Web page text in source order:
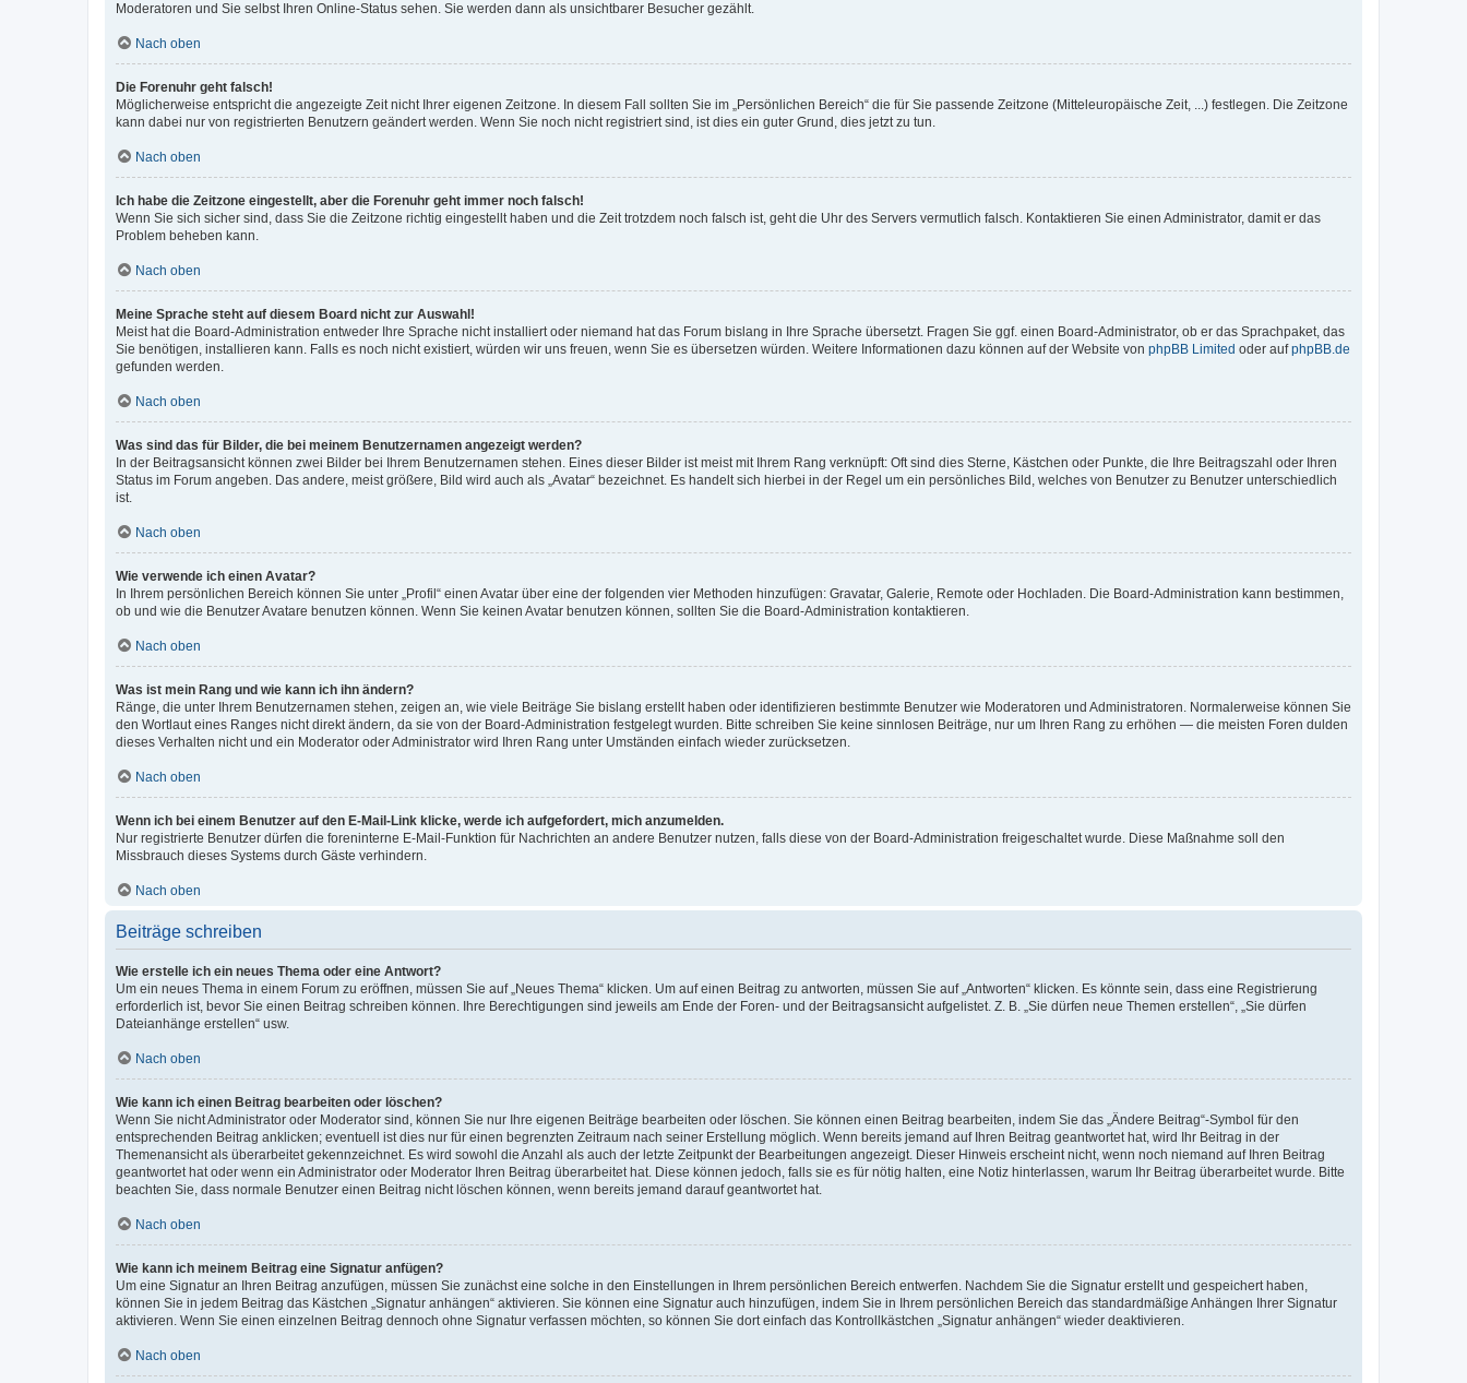
Moderatoren und Sie selbst Ihren Online-Status sehen. Sie werden dann als unsichtbarer Besucher gezählt.
Nach oben
Die Forenuhr geht falsch!
Möglicherweise entspricht die angezeigte Zeit nicht Ihrer eigenen Zeitzone. In diesem Fall sollten Sie im „Persönlichen Bereich“ die für Sie passende Zeitzone (Mitteleuropäische Zeit, ...) festlegen. Die Zeitzone
kann dabei nur von registrierten Benutzern geändert werden. Wenn Sie noch nicht registriert sind, ist dies ein guter Grund, dies jetzt zu tun.
Nach oben
Ich habe die Zeitzone eingestellt, aber die Forenuhr geht immer noch falsch!
Wenn Sie sich sicher sind, dass Sie die Zeitzone richtig eingestellt haben und die Zeit trotzdem noch falsch ist, geht die Uhr des Servers vermutlich falsch. Kontaktieren Sie einen Administrator, damit er das
Problem beheben kann.
Nach oben
Meine Sprache steht auf diesem Board nicht zur Auswahl!
Meist hat die Board-Administration entweder Ihre Sprache nicht installiert oder niemand hat das Forum bislang in Ihre Sprache übersetzt. Fragen Sie ggf. einen Board-Administrator, ob er das Sprachpaket, das
Sie benötigen, installieren kann. Falls es noch nicht existiert, würden wir uns freuen, wenn Sie es übersetzen würden. Weitere Informationen dazu können auf der Website von phpBB Limited oder aufphpBB.de
gefunden werden.
Nach oben
Was sind das für Bilder, die bei meinem Benutzernamen angezeigt werden?
In der Beitragsansicht können zwei Bilder bei Ihrem Benutzernamen stehen. Eines dieser Bilder ist meist mit Ihrem Rang verknüpft: Oft sind dies Sterne, Kästchen oder Punkte, die Ihre Beitragszahl oder Ihren
Status im Forum angeben. Das andere, meist größere, Bild wird auch als „Avatar“ bezeichnet. Es handelt sich hierbei in der Regel um ein persönliches Bild, welches von Benutzer zu Benutzer unterschiedlich
ist.
Nach oben
Wie verwende ich einen Avatar?
In Ihrem persönlichen Bereich können Sie unter „Profil“ einen Avatar über eine der folgenden vier Methoden hinzufügen: Gravatar, Galerie, Remote oder Hochladen. Die Board-Administration kann bestimmen,
ob und wie die Benutzer Avatare benutzen können. Wenn Sie keinen Avatar benutzen können, sollten Sie die Board-Administration kontaktieren.
Nach oben
Was ist mein Rang und wie kann ich ihn ändern?
Ränge, die unter Ihrem Benutzernamen stehen, zeigen an, wie viele Beiträge Sie bislang erstellt haben oder identifizieren bestimmte Benutzer wie Moderatoren und Administratoren. Normalerweise können Sie
den Wortlaut eines Ranges nicht direkt ändern, da sie von der Board-Administration festgelegt wurden. Bitte schreiben Sie keine sinnlosen Beiträge, nur um Ihren Rang zu erhöhen — die meisten Foren dulden
dieses Verhalten nicht und ein Moderator oder Administrator wird Ihren Rang unter Umständen einfach wieder zurücksetzen.
Nach oben
Wenn ich bei einem Benutzer auf den E-Mail-Link klicke, werde ich aufgefordert, mich anzumelden.
Nur registrierte Benutzer dürfen die foreninterne E-Mail-Funktion für Nachrichten an andere Benutzer nutzen, falls diese von der Board-Administration freigeschaltet wurde. Diese Maßnahme soll den
Missbrauch dieses Systems durch Gäste verhindern.
Nach oben
Beiträge schreiben
Wie erstelle ich ein neues Thema oder eine Antwort?
Um ein neues Thema in einem Forum zu eröffnen, müssen Sie auf „Neues Thema“ klicken. Um auf einen Beitrag zu antworten, müssen Sie auf „Antworten“ klicken. Es könnte sein, dass eine Registrierung
erforderlich ist, bevor Sie einen Beitrag schreiben können. Ihre Berechtigungen sind jeweils am Ende der Foren- und der Beitragsansicht aufgelistet. Z. B. „Sie dürfen neue Themen erstellen“, „Sie dürfen
Dateianhänge erstellen“ usw.
Nach oben
Wie kann ich einen Beitrag bearbeiten oder löschen?
Wenn Sie nicht Administrator oder Moderator sind, können Sie nur Ihre eigenen Beiträge bearbeiten oder löschen. Sie können einen Beitrag bearbeiten, indem Sie das „Ändere Beitrag“-Symbol für den
entsprechenden Beitrag anklicken; eventuell ist dies nur für einen begrenzten Zeitraum nach seiner Erstellung möglich. Wenn bereits jemand auf Ihren Beitrag geantwortet hat, wird Ihr Beitrag in der
Themenansicht als überarbeitet gekennzeichnet. Es wird sowohl die Anzahl als auch der letzte Zeitpunkt der Bearbeitungen angezeigt. Dieser Hinweis erscheint nicht, wenn noch niemand auf Ihren Beitrag
geantwortet hat oder wenn ein Administrator oder Moderator Ihren Beitrag überarbeitet hat. Diese können jedoch, falls sie es für nötig halten, eine Notiz hinterlassen, warum Ihr Beitrag überarbeitet wurde. Bitte
beachten Sie, dass normale Benutzer einen Beitrag nicht löschen können, wenn bereits jemand darauf geantwortet hat.
Nach oben
Wie kann ich meinem Beitrag eine Signatur anfügen?
Um eine Signatur an Ihren Beitrag anzufügen, müssen Sie zunächst eine solche in den Einstellungen in Ihrem persönlichen Bereich entwerfen. Nachdem Sie die Signatur erstellt und gespeichert haben,
können Sie in jedem Beitrag das Kästchen „Signatur anhängen“ aktivieren. Sie können eine Signatur auch hinzufügen, indem Sie in Ihrem persönlichen Bereich das standardmäßige Anhängen Ihrer Signatur
aktivieren. Wenn Sie einen einzelnen Beitrag dennoch ohne Signatur verfassen möchten, so können Sie dort einfach das Kontrollkästchen „Signatur anhängen“ wieder deaktivieren.
Nach oben